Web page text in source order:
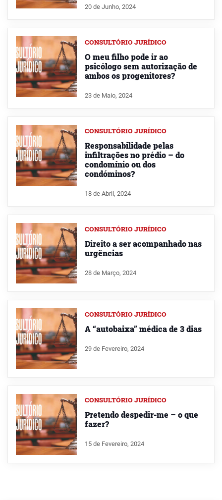
20 de Junho, 2024
CONSULTÓRIO JURÍDICO
O meu filho pode ir ao
psicólogo sem autorização de
ambos os progenitores?
23 de Maio, 2024
CONSULTÓRIO JURÍDICO
Responsabilidade pelas
infiltrações no prédio – do
condomínio ou dos
condóminos?
18 de Abril, 2024
CONSULTÓRIO JURÍDICO
Direito a ser acompanhado nas
urgências
28 de Março, 2024
CONSULTÓRIO JURÍDICO
A “autobaixa” médica de 3 dias
29 de Fevereiro, 2024
CONSULTÓRIO JURÍDICO
Pretendo despedir-me – o que
fazer?
15 de Fevereiro, 2024